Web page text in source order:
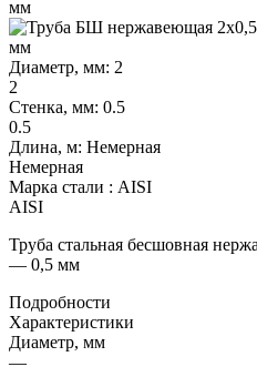
Диаметр, мм: 2
2
Стенка, мм: 0.5
0.5
Длина, м: Немерная
Немерная
Марка стали : AISI
AISI
Труба стальная бесшовная
— 0,5 мм
Подробности
Характеристики
Диаметр, мм
—